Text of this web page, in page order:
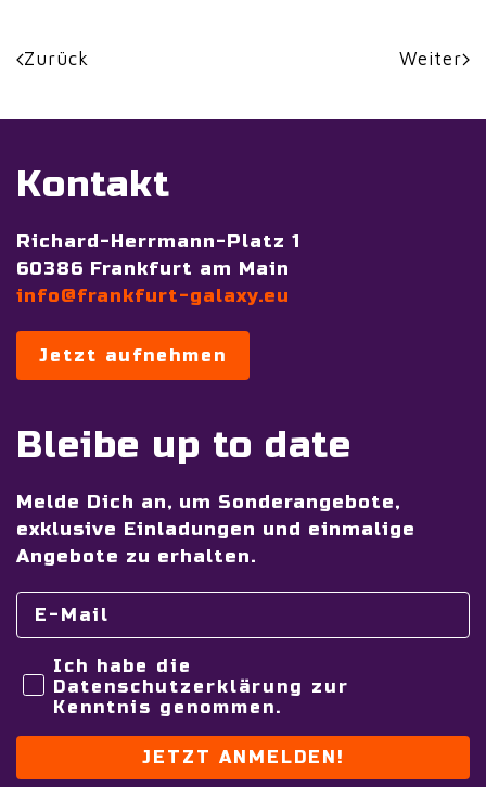
Zurück Weiter
Kontakt
Richard-Herrmann-Platz 1
60386 Frankfurt am Main
info@frankfurt-galaxy.eu
Jetzt aufnehmen
Bleibe up to date
Melde Dich an, um Sonderangebote,
exklusive Einladungen und einmalige
Angebote zu erhalten.
Ich habe die
Datenschutzerklärung zur
Kenntnis genommen.
JETZT ANMELDEN!